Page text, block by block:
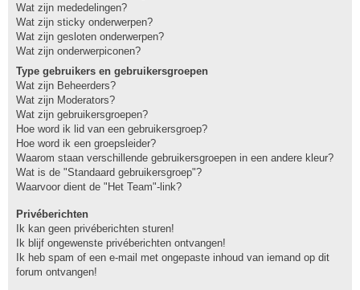
Wat zijn mededelingen?
Wat zijn sticky onderwerpen?
Wat zijn gesloten onderwerpen?
Wat zijn onderwerpiconen?
Type gebruikers en gebruikersgroepen
Wat zijn Beheerders?
Wat zijn Moderators?
Wat zijn gebruikersgroepen?
Hoe word ik lid van een gebruikersgroep?
Hoe word ik een groepsleider?
Waarom staan verschillende gebruikersgroepen in een andere kleur?
Wat is de "Standaard gebruikersgroep"?
Waarvoor dient de "Het Team"-link?
Privéberichten
Ik kan geen privéberichten sturen!
Ik blijf ongewenste privéberichten ontvangen!
Ik heb spam of een e-mail met ongepaste inhoud van iemand op dit
forum ontvangen!